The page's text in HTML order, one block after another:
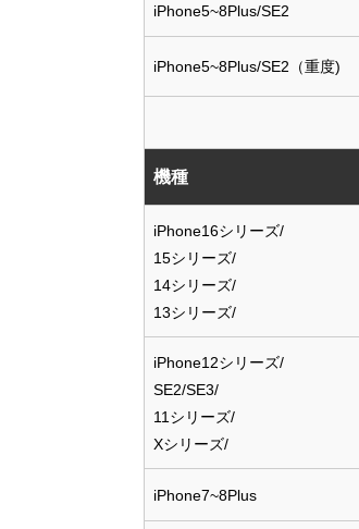
iPhone5~8Plus/SE2
iPhone5~8Plus/SE2（重度)
機種
iPhone16シリーズ/
15シリーズ/
14シリーズ/
13シリーズ/
iPhone12シリーズ/
SE2/SE3/
11シリーズ/
Xシリーズ/
iPhone7~8Plus